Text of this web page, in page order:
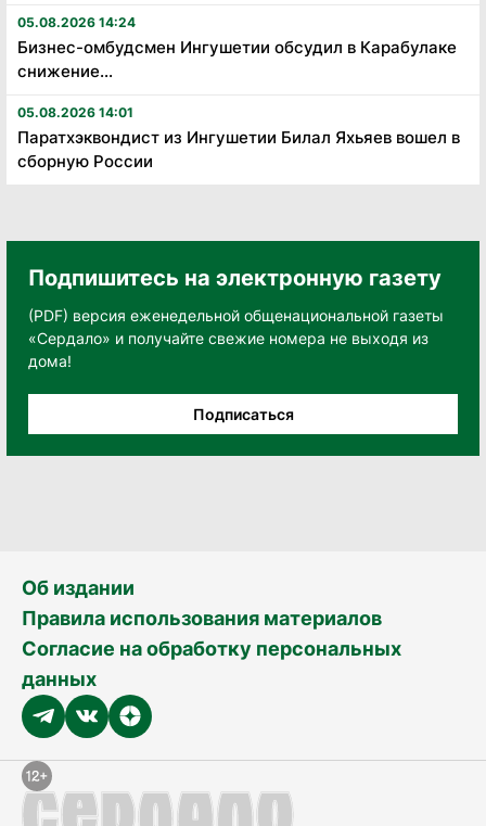
05.08.2026 14:24
Бизнес-омбудсмен Ингушетии обсудил в Карабулаке
снижение...
05.08.2026 14:01
Паратхэквондист из Ингушетии Билал Яхьяев вошел в
сборную России
Подпишитесь на электронную газету
(PDF) версия еженедельной общенациональной газеты
«Сердало» и получайте свежие номера не выходя из
дома!
Подписаться
Об издании
Правила использования материалов
Согласие на обработку персональных
данных